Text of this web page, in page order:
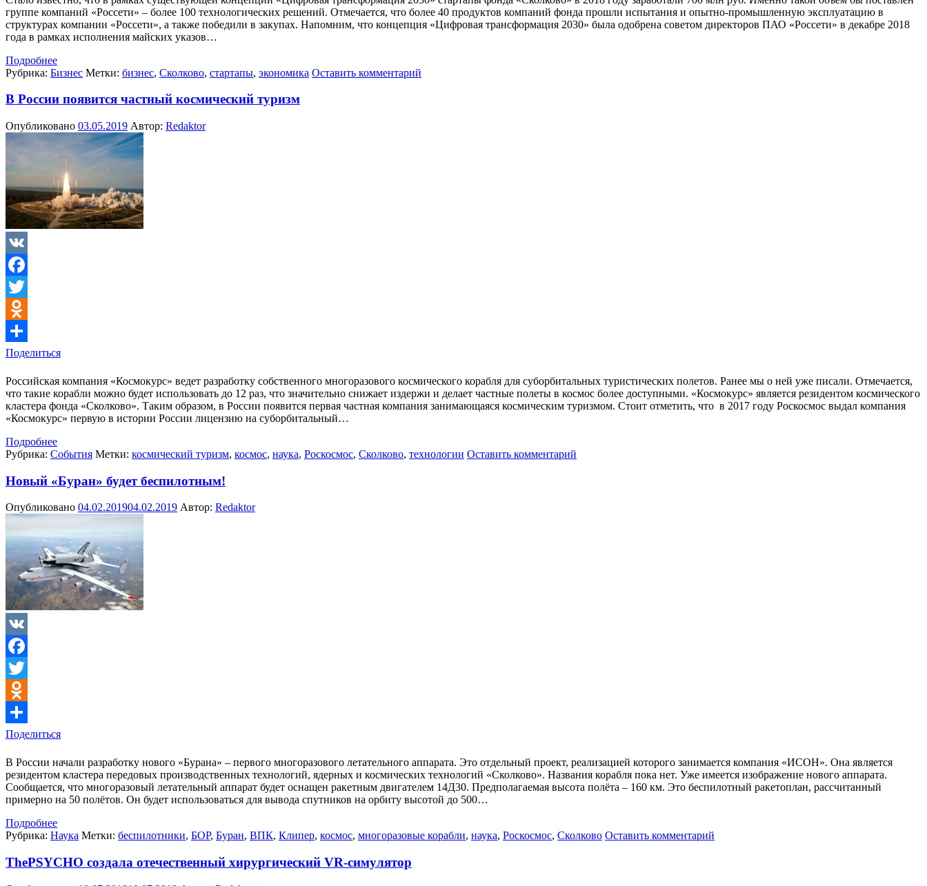
группе компаний «Россети» – более 100 технологических решений. Отмечается, что более 40 продуктов компаний фонда прошли испытания и опытно-промышленную эксплуатацию в
структурах компании «Россети», а также победили в закупах. Напомним, что концепция «Цифровая трансформация 2030» была одобрена советом директоров ПАО «Россети» в декабре 2018
года в рамках исполнения майских указов…
Подробнее
Рубрика: Бизнес Метки: бизнес, Сколково, стартапы, экономика Оставить комментарий
В России появится частный космический туризм
Опубликовано 03.05.2019 Автор: Redaktor
VK
Facebook
Twitter
Odnoklassniki
Поделиться
Российская компания «Космокурс» ведет разработку собственного многоразового космического корабля для суборбитальных туристических полетов. Ранее мы о ней уже писали. Отмечается,
что такие корабли можно будет использовать до 12 раз, что значительно снижает издержи и делает частные полеты в космос более доступными. «Космокурс» является резидентом космического
кластера фонда «Сколково». Таким образом, в России появится первая частная компания занимающаяся космическим туризмом. Стоит отметить, что в 2017 году Роскосмос выдал компания
«Космокурс» первую в истории России лицензию на суборбитальный…
Подробнее
Рубрика: События Метки: космический туризм, космос, наука, Роскосмос, Сколково, технологии Оставить комментарий
Новый «Буран» будет беспилотным!
Опубликовано 04.02.201904.02.2019 Автор: Redaktor
VK
Facebook
Twitter
Odnoklassniki
Поделиться
В России начали разработку нового «Бурана» – первого многоразового летательного аппарата. Это отдельный проект, реализацией которого занимается компания «ИСОН». Она является
резидентом кластера передовых производственных технологий, ядерных и космических технологий «Сколково». Названия корабля пока нет. Уже имеется изображение нового аппарата.
Сообщается, что многоразовый летательный аппарат будет оснащен ракетным двигателем 14Д30. Предполагаемая высота полёта – 160 км. Это беспилотный ракетоплан, рассчитанный
примерно на 50 полётов. Он будет использоваться для вывода спутников на орбиту высотой до 500…
Подробнее
Рубрика: Наука Метки: беспилотники, БОР, Буран, ВПК, Клипер, космос, многоразовые корабли, наука, Роскосмос, Сколково Оставить комментарий
ThePSYCHO создала отечественный хирургический VR-симулятор